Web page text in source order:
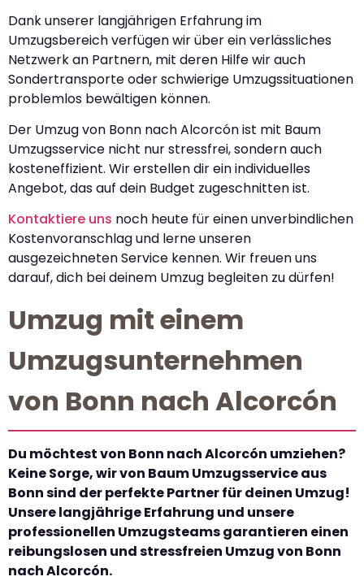
Dank unserer langjährigen Erfahrung im
Umzugsbereich verfügen wir über ein verlässliches
Netzwerk an Partnern, mit deren Hilfe wir auch
Sondertransporte oder schwierige Umzugssituationen
problemlos bewältigen können.
Der Umzug von Bonn nach Alcorcón ist mit Baum
Umzugsservice nicht nur stressfrei, sondern auch
kosteneffizient. Wir erstellen dir ein individuelles
Angebot, das auf dein Budget zugeschnitten ist.
Kontaktiere uns noch heute für einen unverbindlichen
Kostenvoranschlag und lerne unseren
ausgezeichneten Service kennen. Wir freuen uns
darauf, dich bei deinem Umzug begleiten zu dürfen!
Umzug mit einem
Umzugsunternehmen
von Bonn nach Alcorcón
Du möchtest von Bonn nach Alcorcón umziehen?
Keine Sorge, wir von Baum Umzugsservice aus
Bonn sind der perfekte Partner für deinen Umzug!
Unsere langjährige Erfahrung und unsere
professionellen Umzugsteams garantieren einen
reibungslosen und stressfreien Umzug von Bonn
nach Alcorcón.